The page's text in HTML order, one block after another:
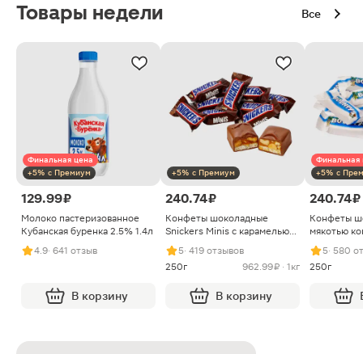
Товары недели Все
Финальная цена
+5% с Премиум
129.99 ₽
Молоко пастеризованное
Кубанская буренка 2.5% 1.4л
4.9· 641 отзыв
В корзину
+5% с Премиум
240.74 ₽
Конфеты шоколадные
Snickers Minis с карамелью
арахисом и нугой
5· 419 отзывов
250г
962.99 ₽ · 1кг
В корзину
Финальная
+5% с
240.74 ₽
Конфеты
мякотью
5· 580
250г